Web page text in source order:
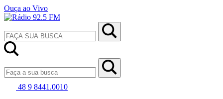
Ouça ao Vivo
48 9 8441.0010